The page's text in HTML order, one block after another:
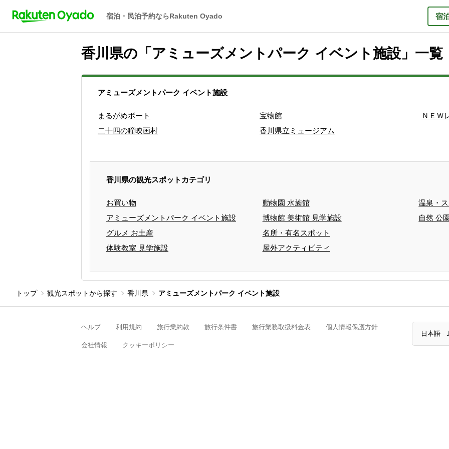
宿泊・民泊予約ならRakuten Oyado 宿
香川県の「アミューズメントパーク イベント施設」一覧
アミューズメントパーク イベント施設
まるがめボート
二十四の瞳映画村
宝物館
香川県立ミュージアム
ＮＥＷ
香川県の観光スポットカテゴリ
お買い物
アミューズメントパーク イベント施設
グルメ お土産
体験教室 見学施設
動物園 水族館
博物館 美術館 見学施設
名所・有名スポット
屋外アクティビティ
温泉・
自然 公
トップ 観光スポットから探す 香川県 アミューズメントパーク イベント施設
ヘルプ 利用規約 旅行業約款 旅行条件書 旅行業務取扱料金表 個人情報保護方針
会社情報 クッキーポリシー